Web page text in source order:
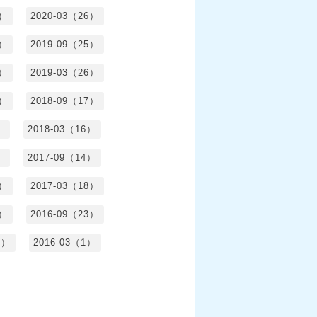
2020-03（26）
2019-09（25）
2019-03（26）
2018-09（17）
2018-03（16）
2017-09（14）
2017-03（18）
2016-09（23）
2016-03（1）